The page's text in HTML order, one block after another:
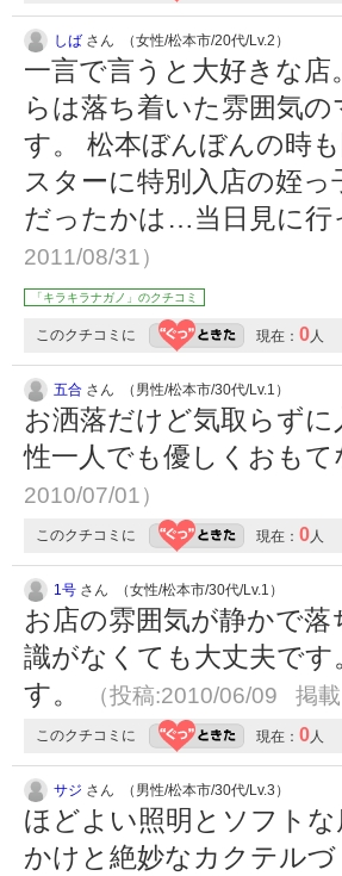
しば さん （女性/松本市/20代/Lv.2）
一言で言うと大好きな
らは落ち着いた雰囲気
す。 松本ぼんぼんの時
スターに特別入店の姪
だったかは…当日見に
2011/08/31）
「キラキラナガノ」のクチコミ
このクチコミに 現在： 0人
五合 さん （男性/松本市/30代/Lv.1）
お洒落だけど気取らず
性一人でも優しくおも
2010/07/01）
このクチコミに 現在： 0人
1号 さん （女性/松本市/30代/Lv.1）
お店の雰囲気が静かで
識がなくても大丈夫で
す。
（投稿:2010/06/09 掲
このクチコミに 現在： 0人
サジ さん （男性/松本市/30代/Lv.3）
ほどよい照明とソフト
かけと絶妙なカクテル